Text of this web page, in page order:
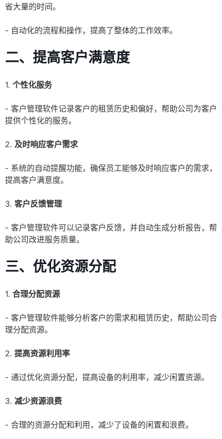
省大量的时间。
- 自动化的流程和操作，提高了整体的工作效率。
二、提高客户满意度
1. 个性化服务
- 客户管理软件记录客户的租赁历史和偏好，帮助公司为客户
提供个性化的服务。
2. 及时响应客户需求
- 系统的自动提醒功能，确保员工能够及时响应客户的需求，
提高客户满意度。
3. 客户反馈管理
- 客户管理软件可以记录客户反馈，并自动生成分析报告，帮
助公司改进服务质量。
三、优化资源分配
1. 合理分配资源
- 客户管理软件能够分析客户的需求和租赁历史，帮助公司合
理分配资源。
2. 提高资源利用率
- 通过优化资源分配，提高设备的利用率，减少闲置资源。
3. 减少资源浪费
- 合理的资源分配和利用，减少了设备的闲置和浪费。